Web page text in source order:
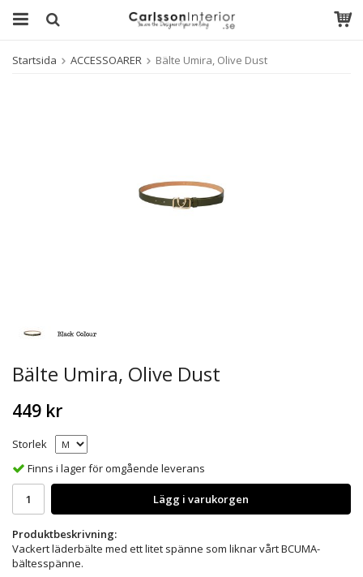
Startsida ACCESSOARER Bälte Umira, Olive Dust
Bälte Umira, Olive Dust
449 kr
Storlek
Finns i lager för omgående leverans
Lägg i varukorgen
Produktbeskrivning:
Vackert läderbälte med ett litet spänne som liknar vårt BCUMA-
bältesspänne.